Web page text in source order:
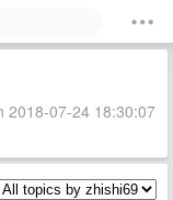
2018-07-24 18:30:07